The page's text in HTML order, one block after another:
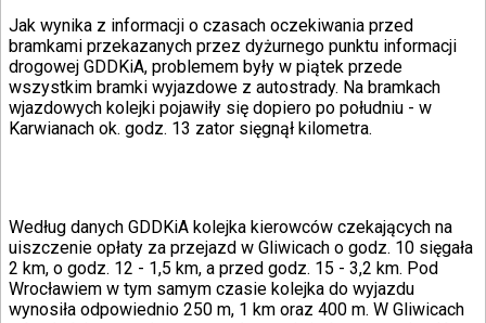
Nostalgia
Łamigłówki
Kartka z kalendarza
Kultowe przeboje
Porady z tamtych lat
Wtedy się działo
Przepisy
Podróże
Polska
Europa
Świat
Jak wynika z informacji o czasach oczekiwania przed
bramkami przekazanych przez dyżurnego punktu informacji
drogowej GDDKiA, problemem były w piątek przede
wszystkim bramki wyjazdowe z autostrady. Na bramkach
wjazdowych kolejki pojawiły się dopiero po południu - w
Karwianach ok. godz. 13 zator sięgnął kilometra.
Według danych GDDKiA kolejka kierowców czekających na
uiszczenie opłaty za przejazd w Gliwicach o godz. 10 sięgała
2 km, o godz. 12 - 1,5 km, a przed godz. 15 - 3,2 km. Pod
Wrocławiem w tym samym czasie kolejka do wyjazdu
wynosiła odpowiednio 250 m, 1 km oraz 400 m. W Gliwicach